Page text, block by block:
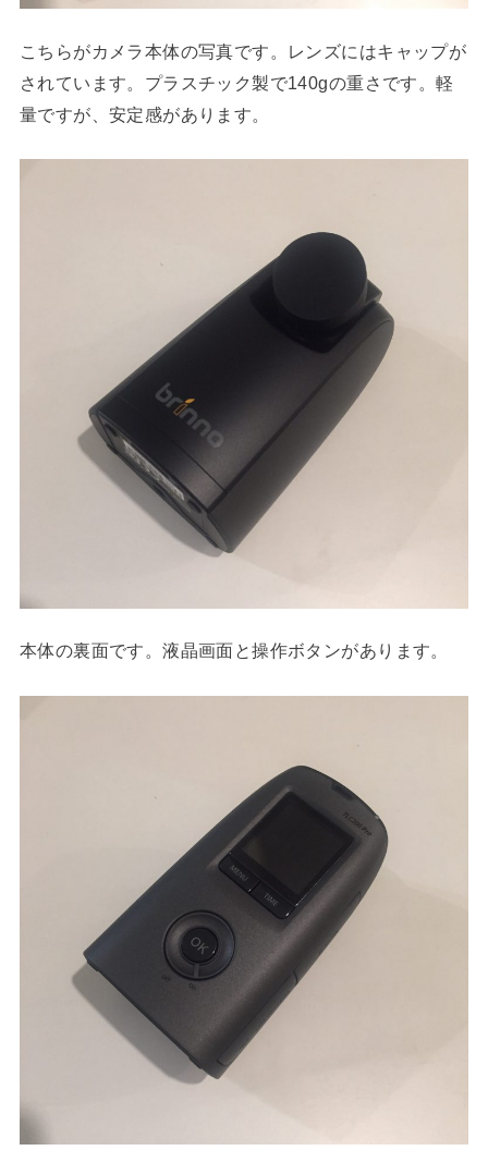
こちらがカメラ本体の写真です。レンズにはキャップが
されています。プラスチック製で140gの重さです。軽
量ですが、安定感があります。
本体の裏面です。液晶画面と操作ボタンがあります。